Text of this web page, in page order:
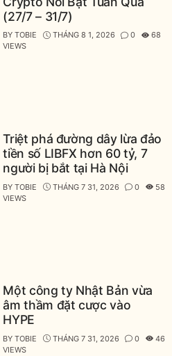
(27/7 – 31/7)
BYTOBIE THÁNG 8 1, 2026 0
68
VIEWS
Triệt phá đường dây lừa đảo
tiền số LIBFX hơn 60 tỷ, 7
người bị bắt tại Hà Nội
BYTOBIE THÁNG 7 31, 2026 0
58
VIEWS
Một công ty Nhật Bản vừa
âm thầm đặt cược vào
HYPE
BYTOBIE THÁNG 7 31, 2026 0
46
VIEWS